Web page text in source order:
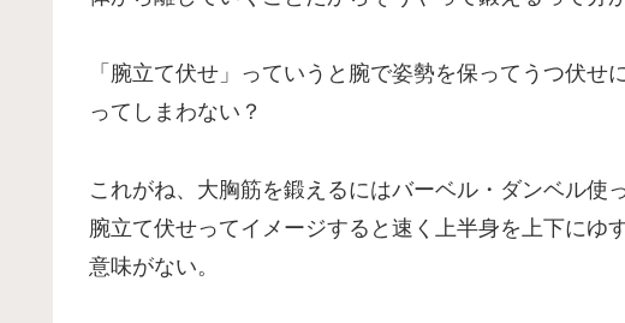
「腕立て伏せ」っていうと腕で姿勢を保ってうつ伏
ってしまわない？
これがね、大胸筋を鍛えるにはバーベル・ダンベル使
腕立て伏せってイメージすると速く上半身を上下にゆ
意味がない。